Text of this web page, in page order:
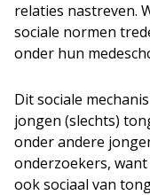
relaties nastreven.
sociale normen
onder hun
Dit sociale
jongen (slechts)
onder andere
onderzoekers,
ook sociaal van